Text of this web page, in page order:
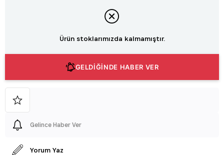
Ürün stoklarımızda kalmamıştır.
GELDİĞİNDE HABER VER
Gelince Haber Ver
Yorum Yaz